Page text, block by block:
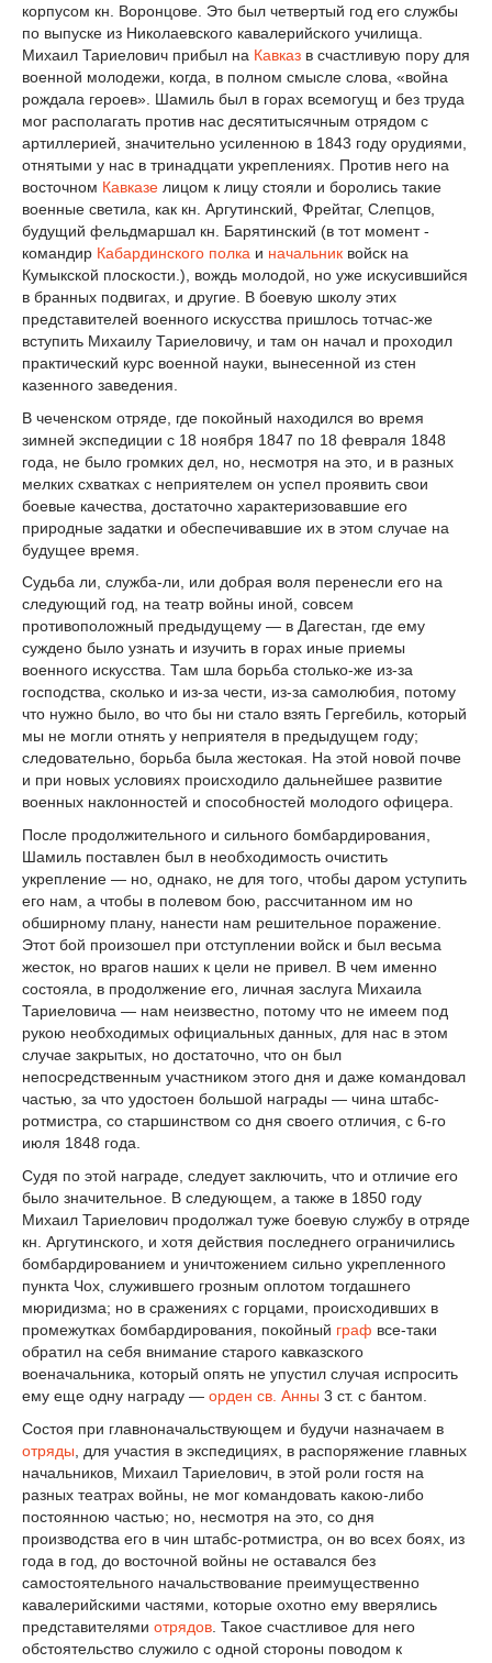
корпусом кн. Воронцове. Это был четвертый год его службы
по выпуске из Николаевского кавалерийского училища.
Михаил Тариелович прибыл на Кавказ в счастливую пору для
военной молодежи, когда, в полном смысле слова, «война
рождала героев». Шамиль был в горах всемогущ и без труда
мог располагать против нас десятитысячным отрядом с
артиллерией, значительно усиленною в 1843 году орудиями,
отнятыми у нас в тринадцати укреплениях. Против него на
восточном Кавказе лицом к лицу стояли и боролись такие
военные светила, как кн. Аргутинский, Фрейтаг, Слепцов,
будущий фельдмаршал кн. Барятинский (в тот момент -
командир Кабардинского полка и начальник войск на
Кумыкской плоскости.), вождь молодой, но уже искусившийся
в бранных подвигах, и другие. В боевую школу этих
представителей военного искусства пришлось тотчас-же
вступить Михаилу Тариеловичу, и там он начал и проходил
практический курс военной науки, вынесенной из стен
казенного заведения.
В чеченском отряде, где покойный находился во время
зимней экспедиции с 18 ноября 1847 по 18 февраля 1848
года, не было громких дел, но, несмотря на это, и в разных
мелких схватках с неприятелем он успел проявить свои
боевые качества, достаточно характеризовавшие его
природные задатки и обеспечивавшие их в этом случае на
будущее время.
Судьба ли, служба-ли, или добрая воля перенесли его на
следующий год, на театр войны иной, совсем
противоположный предыдущему — в Дагестан, где ему
суждено было узнать и изучить в горах иные приемы
военного искусства. Там шла борьба столько-же из-за
господства, сколько и из-за чести, из-за самолюбия, потому
что нужно было, во что бы ни стало взять Гергебиль, который
мы не могли отнять у неприятеля в предыдущем году;
следовательно, борьба была жестокая. На этой новой почве
и при новых условиях происходило дальнейшее развитие
военных наклонностей и способностей молодого офицера.
После продолжительного и сильного бомбардирования,
Шамиль поставлен был в необходимость очистить
укрепление — но, однако, не для того, чтобы даром уступить
его нам, а чтобы в полевом бою, рассчитанном им но
обширному плану, нанести нам решительное поражение.
Этот бой произошел при отступлении войск и был весьма
жесток, но врагов наших к цели не привел. В чем именно
состояла, в продолжение его, личная заслуга Михаила
Тариеловича — нам неизвестно, потому что не имеем под
рукою необходимых официальных данных, для нас в этом
случае закрытых, но достаточно, что он был
непосредственным участником этого дня и даже командовал
частью, за что удостоен большой награды — чина штабс-
ротмистра, со старшинством со дня своего отличия, с 6-го
июля 1848 года.
Судя по этой награде, следует заключить, что и отличие его
было значительное. В следующем, а также в 1850 году
Михаил Тариелович продолжал туже боевую службу в отряде
кн. Аргутинского, и хотя действия последнего ограничились
бомбардированием и уничтожением сильно укрепленного
пункта Чох, служившего грозным оплотом тогдашнего
мюридизма; но в сражениях с горцами, происходивших в
промежутках бомбардирования, покойный граф все-таки
обратил на себя внимание старого кавказского
военачальника, который опять не упустил случая испросить
ему еще одну награду — орден св. Анны 3 ст. с бантом.
Состоя при главноначальствующем и будучи назначаем в
отряды , для участия в экспедициях, в распоряжение главных
начальников, Михаил Тариелович, в этой роли гостя на
разных театрах войны, не мог командовать какою-либо
постоянною частью; но, несмотря на это, со дня
производства его в чин штабс-ротмистра, он во всех боях, из
года в год, до восточной войны не оставался без
самостоятельного начальствование преимущественно
кавалерийскими частями, которые охотно ему вверялись
представителями отрядов . Такое счастливое для него
обстоятельство служило с одной стороны поводом к